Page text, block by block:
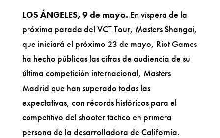
LOS ÁNGELES, 9 de mayo. En víspera de la
próxima parada del VCT Tour, Masters Shangai,
que iniciará el próximo 23 de mayo, Riot Games
ha hecho públicas las cifras de audiencia de su
última competición internacional, Masters
Madrid que han superado todas las
expectativas, con récords históricos para el
competitivo del shooter táctico en primera
persona de la desarrolladora de California.